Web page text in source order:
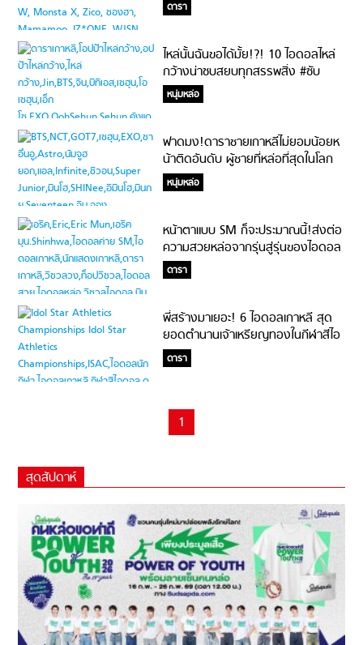
เอี๊ยด
ดารา
ไหล่นั้นฉันขอได้มั้ย!?! 10 ไอดอลไหล่
กว้างน่าซบสยบทุกสรรพสิ่ง #ซับ
เลือดแพร๊บ
หนุ่มหล่อ
ฟาดมง!ดาราชายเกาหลีไม่ยอมน้อยห
น้าติดอันดับ ผู้ชายที่หล่อที่สุดในโลก
ประจำปี เพียบ!
หนุ่มหล่อ
หน้าตาแบบ SM ก็จะประมาณนี้!ส่งต่อ
ความสวยหล่อจากรุ่นสู่รุ่นของไอดอล
ค่าย SM #แหล่งผลิตวิชวลของ
วงการ
ดารา
พี่สร้างมาเยอะ! 6 ไอดอลเกาหลี สุด
ยอดตำนานเจ้าเหรียญทองในกีฬาสีไอ
ดอล
ดารา
1
สุดสัปดาห์